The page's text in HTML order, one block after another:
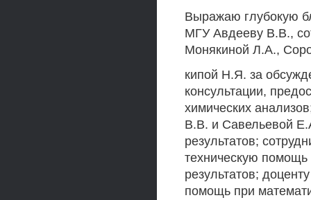
Выражаю глубокую
МГУ Авдееву В.В.,
Монякиной Л.А.,
кипой Н.Я. за
консультации,
химических
В.В. и Савельевой
результатов;
техническую
результатов;
помощь при